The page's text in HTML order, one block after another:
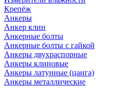
Крепёж
Анкеры
Анкер клин
Анкерные болты
Анкерные болты с гайкой
Анкеры двухраспорные
Анкеры клиновые
Анкеры латунные (цанга)
Анкеры металлические